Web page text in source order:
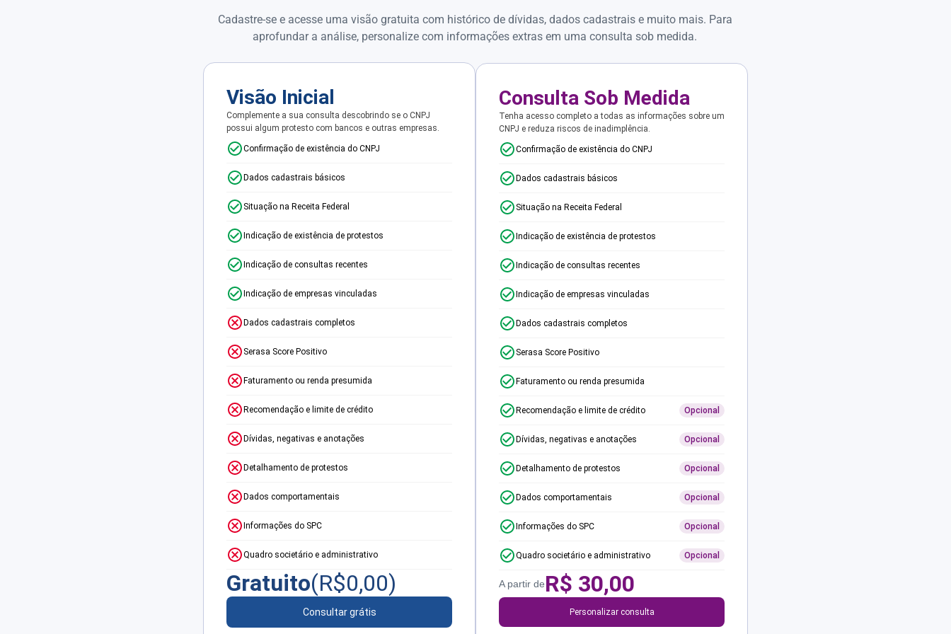
Cadastre-se e acesse uma visão gratuita com histórico de dívidas, dados cadastrais e muito mais. Para
aprofundar a análise, personalize com informações extras em uma consulta sob medida.
Visão Inicial
Complemente a sua consulta descobrindo se o CNPJ
possui algum protesto com bancos e outras empresas.
Confirmação de existência do CNPJ
Dados cadastrais básicos
Situação na Receita Federal
Indicação de existência de protestos
Indicação de consultas recentes
Indicação de empresas vinculadas
Dados cadastrais completos
Serasa Score Positivo
Faturamento ou renda presumida
Recomendação e limite de crédito
Dívidas, negativas e anotações
Detalhamento de protestos
Dados comportamentais
Informações do SPC
Quadro societário e administrativo
Gratuito(R$0,00)
Consultar grátis
Consulta Sob Medida
Tenha acesso completo a todas as informações sobre um
CNPJ e reduza riscos de inadimplência.
Confirmação de existência do CNPJ
Dados cadastrais básicos
Situação na Receita Federal
Indicação de existência de protestos
Indicação de consultas recentes
Indicação de empresas vinculadas
Dados cadastrais completos
Serasa Score Positivo
Faturamento ou renda presumida
Recomendação e limite de crédito Opcional
Dívidas, negativas e anotações Opcional
Detalhamento de protestos Opcional
Dados comportamentais Opcional
Informações do SPC Opcional
Quadro societário e administrativo Opcional
A partir deR$ 30,00
Personalizar consulta